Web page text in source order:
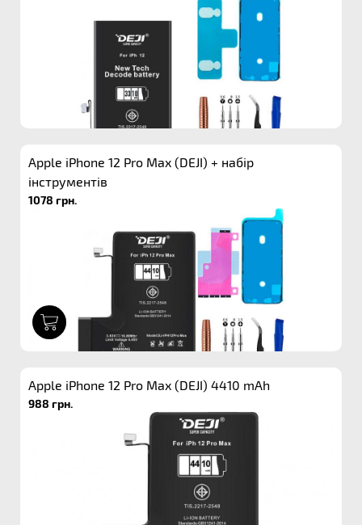
Apple iPhone 12 Pro Max (DEJI) + набір
інструментів
1078 грн.
Apple iPhone 12 Pro Max (DEJI) 4410 mAh
988 грн.